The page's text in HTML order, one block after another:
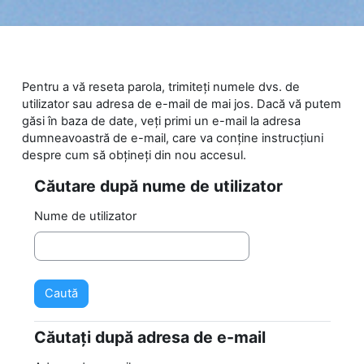
Pentru a vă reseta parola, trimiteți numele dvs. de
utilizator sau adresa de e-mail de mai jos. Dacă vă putem
găsi în baza de date, veți primi un e-mail la adresa
dumneavoastră de e-mail, care va conține instrucțiuni
despre cum să obțineți din nou accesul.
Căutare după nume de utilizator
Căutare după nume de utilizator
Nume de utilizator
Căutați după adresa de e-mail
Căutați după adresa de e-mail